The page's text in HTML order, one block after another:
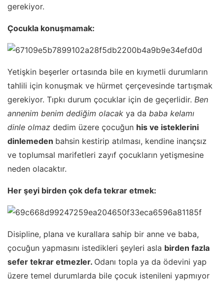
gerekiyor.
Çocukla konuşmamak:
Yetişkin beşerler ortasında bile en kıymetli durumların
tahlili için konuşmak ve hürmet çerçevesinde tartışmak
gerekiyor. Tıpkı durum çocuklar için de geçerlidir. Ben
annenim benim dediğim olacak ya da baba kelamı
dinle olmaz dedim üzere çocuğun his ve isteklerini
dinlemeden bahsin kestirip atılması, kendine inançsız
ve toplumsal marifetleri zayıf çocukların yetişmesine
neden olacaktır.
Her şeyi birden çok defa tekrar etmek:
Disipline, plana ve kurallara sahip bir anne ve baba,
çocuğun yapmasını istedikleri şeyleri asla birden fazla
sefer tekrar etmezler. Odanı topla ya da ödevini yap
üzere temel durumlarda bile çocuk istenileni yapmıyor